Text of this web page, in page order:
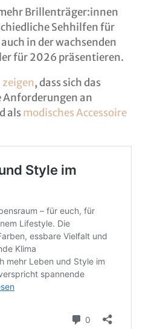
Brillenträger:innen
Sehhilfen für
in der wachsenden
für 2026 präsentieren.
, dass sich das
Anforderungen an
alsmodisches Accessoire